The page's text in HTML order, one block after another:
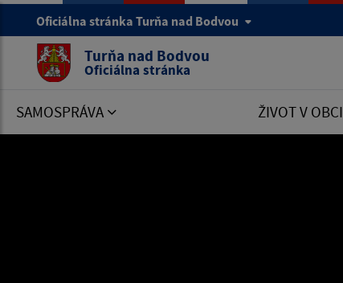
Oficiálna stránka Turňa nad Bodvou
Turňa nad Bodvou
Oficiálna stránka
SAMOSPRÁVA ŽIVOT V OBCI